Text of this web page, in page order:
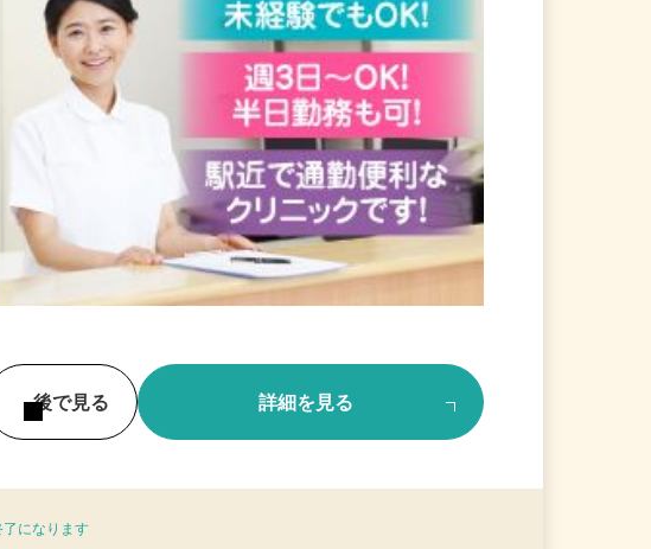
後で見る 詳細を見る